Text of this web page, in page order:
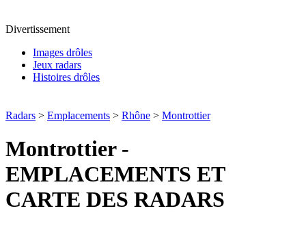
Divertissement
Images drôles
Jeux radars
Histoires drôles
Radars > Emplacements > Rhône > Montrottier
Montrottier -
EMPLACEMENTS ET
CARTE DES RADARS